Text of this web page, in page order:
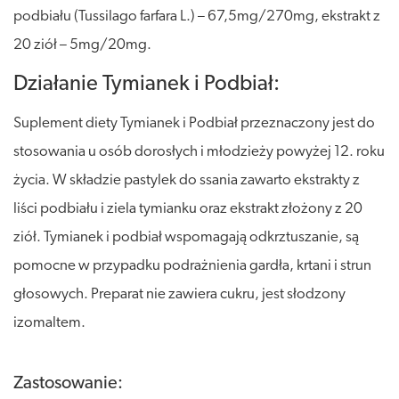
podbiału (Tussilago farfara L.) – 67,5mg/270mg, ekstrakt z
20 ziół – 5mg/20mg.
Działanie Tymianek i Podbiał:
Suplement diety Tymianek i Podbiał przeznaczony jest do
stosowania u osób dorosłych i młodzieży powyżej 12. roku
życia. W składzie pastylek do ssania zawarto ekstrakty z
liści podbiału i ziela tymianku oraz ekstrakt złożony z 20
ziół. Tymianek i podbiał wspomagają odkrztuszanie, są
pomocne w przypadku podrażnienia gardła, krtani i strun
głosowych. Preparat nie zawiera cukru, jest słodzony
izomaltem.
Zastosowanie: